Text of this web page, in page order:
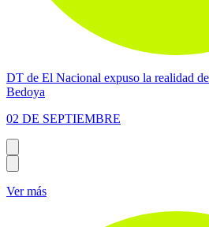
DT de El Nacional expuso la realidad
Bedoya
02 DE SEPTIEMBRE
Ver más